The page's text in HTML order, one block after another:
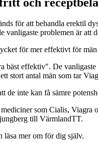
för att behandla erektil
vanligaste problemen är
för mer effektivt för
bäst effektiv". De
stort antal män som tar
de inte kan få sämre
som Cialis, Viagra
till VärmlandTT.
läsa mer om för dig själv.